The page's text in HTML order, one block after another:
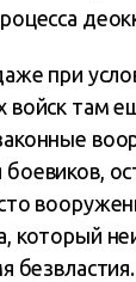
при
войск там
который